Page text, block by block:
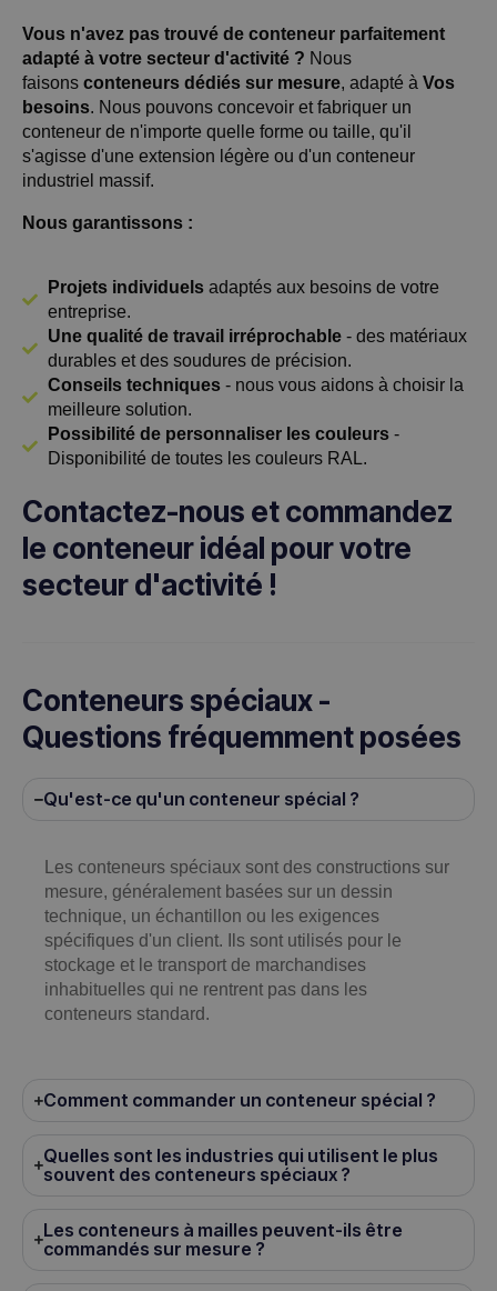
Vous n'avez pas trouvé de conteneur parfaitement
adapté à votre secteur d'activité ? Nous
faisons conteneurs dédiés sur mesure, adapté à Vos
besoins. Nous pouvons concevoir et fabriquer un
conteneur de n'importe quelle forme ou taille, qu'il
s'agisse d'une extension légère ou d'un conteneur
industriel massif.
Nous garantissons :
Projets individuelsadaptés aux besoins de votre
entreprise.
Une qualité de travail irréprochable- des matériaux
durables et des soudures de précision.
Conseils techniques- nous vous aidons à choisir la
meilleure solution.
Possibilité de personnaliser les couleurs-
Disponibilité de toutes les couleurs RAL.
Contactez-nous et commandez
le conteneur idéal pour votre
secteur d'activité !
Conteneurs spéciaux -
Questions fréquemment posées
Qu'est-ce qu'un conteneur spécial ?
Les conteneurs spéciaux sont des constructions sur
mesure, généralement basées sur un dessin
technique, un échantillon ou les exigences
spécifiques d'un client. Ils sont utilisés pour le
stockage et le transport de marchandises
inhabituelles qui ne rentrent pas dans les
conteneurs standard.
Comment commander un conteneur spécial ?
Quelles sont les industries qui utilisent le plus
souvent des conteneurs spéciaux ?
Les conteneurs à mailles peuvent-ils être
commandés sur mesure ?